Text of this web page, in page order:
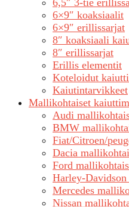
6,5″ 3-tie
6×9″ koaksiaalit
6×9″ erillissarjat
8″ koaksiaali
8″ erillissarjat
Erillis elementit
Koteloidut
Kaiutintarvikkeet
Mallikohtaiset
Audi
BMW
Fiat/Citroen/
Dacia
Ford
Harley-
Mercedes
Nissan